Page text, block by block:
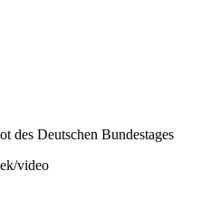
des Deutschen Bundestages
video